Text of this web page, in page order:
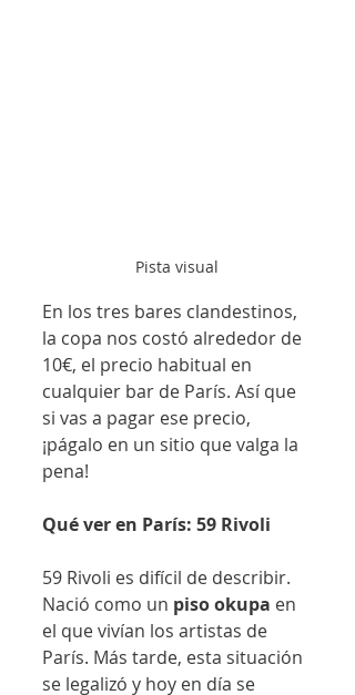
Pista visual
En los tres bares clandestinos,
la copa nos costó alrededor de
10€, el precio habitual en
cualquier bar de París. Así que
si vas a pagar ese precio,
¡págalo en un sitio que valga la
pena!
Qué ver en París: 59 Rivoli
59 Rivoli es difícil de describir.
Nació como un piso okupa en
el que vivían los artistas de
París. Más tarde, esta situación
se legalizó y hoy en día se